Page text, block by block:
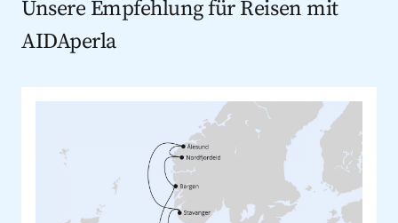
Unsere Empfehlung für Reisen mit
AIDAperla